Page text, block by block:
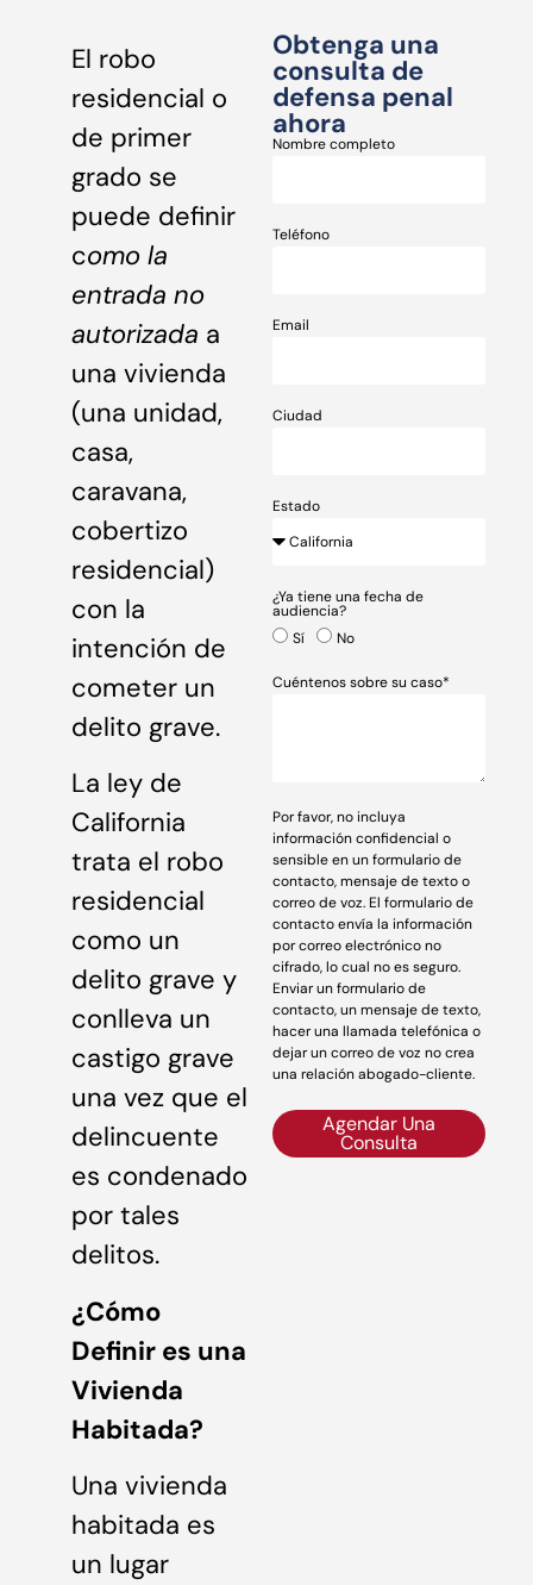
El robo
residencial o
de primer
grado se
puede definir
como la
entrada no
autorizada a
una vivienda
(una unidad,
casa,
caravana,
cobertizo
residencial)
con la
intención de
cometer un
delito grave.
La ley de
California
trata el robo
residencial
como un
delito grave y
conlleva un
castigo grave
una vez que el
delincuente
es condenado
por tales
delitos.
¿Cómo
Definir es una
Vivienda
Habitada?
Una vivienda
habitada es
un lugar
Obtenga una
consulta de
defensa penal
ahora
Nombre completo
Teléfono
Email
Ciudad
Estado
¿Ya tiene una fecha de
audiencia?
Sí
No
Cuéntenos sobre su caso*
Por favor, no incluya
información confidencial o
sensible en un formulario de
contacto, mensaje de texto o
correo de voz. El formulario de
contacto envía la información
por correo electrónico no
cifrado, lo cual no es seguro.
Enviar un formulario de
contacto, un mensaje de texto,
hacer una llamada telefónica o
dejar un correo de voz no crea
una relación abogado-cliente.
Agendar Una
Consulta